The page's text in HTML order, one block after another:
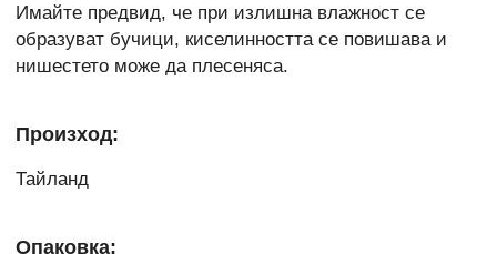
Имайте предвид, че при излишна влажност се
образуват бучици, киселинността се повишава и
нишестето може да плесеняса.
Произход:
Тайланд
Опаковка: